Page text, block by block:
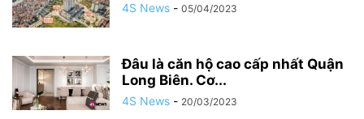
4S News - 05/04/2023
Đâu là căn hộ cao cấp nhất Quận
Long Biên. Cơ...
4S News - 20/03/2023